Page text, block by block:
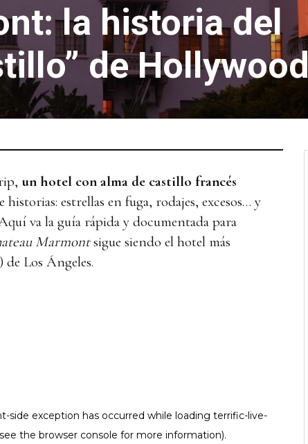
la historia del
de
un hotel con alma de castillo francés
historias: estrellas en fuga, rodajes, excesos… y
va la guía rápida y documentada para
Marmontsigue siendo el hotel más
Los Ángeles.